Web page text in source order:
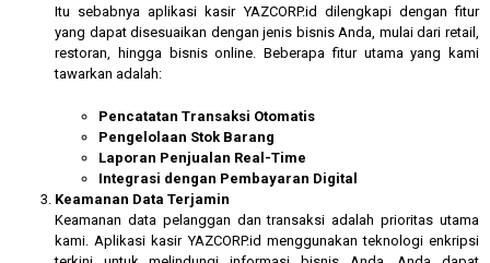
Itu sebabnya aplikasi kasir YAZCORP.id dilengkapi dengan fitur
yang dapat disesuaikan dengan jenis bisnis Anda, mulai dari retail,
restoran, hingga bisnis online. Beberapa fitur utama yang kami
tawarkan adalah:
Pencatatan Transaksi Otomatis
Pengelolaan Stok Barang
Laporan Penjualan Real-Time
Integrasi dengan Pembayaran Digital
Keamanan Data Terjamin
Keamanan data pelanggan dan transaksi adalah prioritas utama
kami. Aplikasi kasir YAZCORP.id menggunakan teknologi enkripsi